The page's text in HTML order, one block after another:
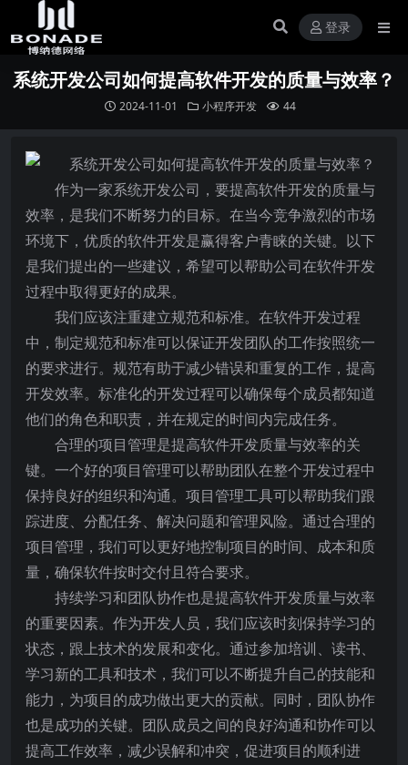
登录
系统开发公司如何提高软件开发的质量与效率？
2024-11-01 小程序开发 44
作为一家系统开发公司，要提高软件开发的质量与
效率，是我们不断努力的目标。在当今竞争激烈的市场
环境下，优质的软件开发是赢得客户青睐的关键。以下
是我们提出的一些建议，希望可以帮助公司在软件开发
过程中取得更好的成果。
我们应该注重建立规范和标准。在软件开发过程
中，制定规范和标准可以保证开发团队的工作按照统一
的要求进行。规范有助于减少错误和重复的工作，提高
开发效率。标准化的开发过程可以确保每个成员都知道
他们的角色和职责，并在规定的时间内完成任务。
合理的项目管理是提高软件开发质量与效率的关
键。一个好的项目管理可以帮助团队在整个开发过程中
保持良好的组织和沟通。项目管理工具可以帮助我们跟
踪进度、分配任务、解决问题和管理风险。通过合理的
项目管理，我们可以更好地控制项目的时间、成本和质
量，确保软件按时交付且符合要求。
持续学习和团队协作也是提高软件开发质量与效率
的重要因素。作为开发人员，我们应该时刻保持学习的
状态，跟上技术的发展和变化。通过参加培训、读书、
学习新的工具和技术，我们可以不断提升自己的技能和
能力，为项目的成功做出更大的贡献。同时，团队协作
也是成功的关键。团队成员之间的良好沟通和协作可以
提高工作效率，减少误解和冲突，促进项目的顺利进